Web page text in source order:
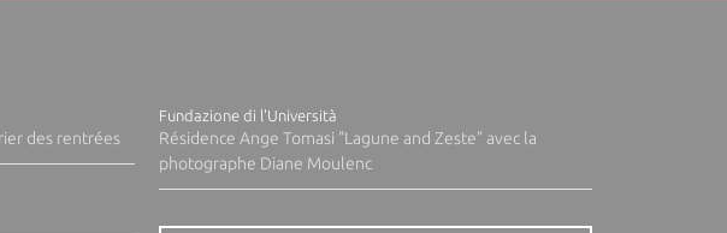
des rentrées
Fundazione di l'Università
Résidence Ange Tomasi "Lagune and Zeste" avec la
photographe Diane Moulenc